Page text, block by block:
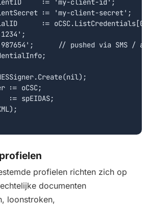
:= 'my-client-id';
:= 'my-client-secret';
:=
// pushed via SMS /
:= oCSC;
:= spEIDAS;
profielen richten zich op
documenten
loonstroken,